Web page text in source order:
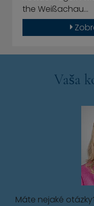
the Weißachau…
Vaša
Máte nejaké